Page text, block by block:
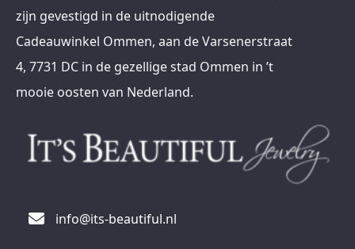
zijn gevestigd in de uitnodigende
Cadeauwinkel Ommen, aan de Varsenerstraat
4, 7731 DC in de gezellige stad Ommen in ’t
mooie oosten van Nederland.
info@its-beautiful.nl